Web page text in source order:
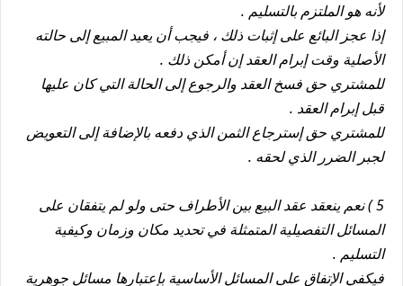
لأنه هو الملتزم بالتسليم .
إذا عجز البائع على إثبات ذلك ، فيجب أن يعيد المبيع إلى حالته
الأصلية وقت إبرام العقد إن أمكن ذلك .
للمشتري حق فسخ العقد والرجوع إلى الحالة التي كان عليها
قبل إبرام العقد .
للمشتري حق إسترجاع الثمن الذي دفعه بالإضافة إلى التعويض
لجبر الضرر الذي لحقه .
5 ) نعم ينعقد عقد البيع بين الأطراف حتى ولو لم يتفقان على
المسائل التفصيلية المتمثلة في تحديد مكان وزمان وكيفية
التسليم .
فيكفي الإتفاق على المسائل الأساسية بإعتبارها مسائل جوهرية